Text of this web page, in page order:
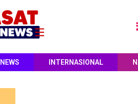
NEWS INTERNASIONAL